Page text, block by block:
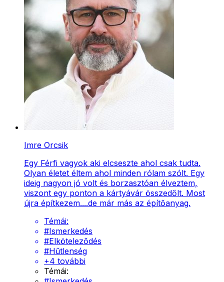
Imre Orcsik
Egy Férfi vagyok aki elcseszte ahol csak tudta.
Olyan életet éltem ahol minden rólam szólt. Egy
ideig nagyon jó volt és borzasztóan élveztem,
viszont egy ponton a kártyávár összedőlt. Most
újra építkezem....de már más az építőanyag.
Témái:
#Ismerkedés
#Elköteleződés
#Hűtlenség
+4 további
Témái: